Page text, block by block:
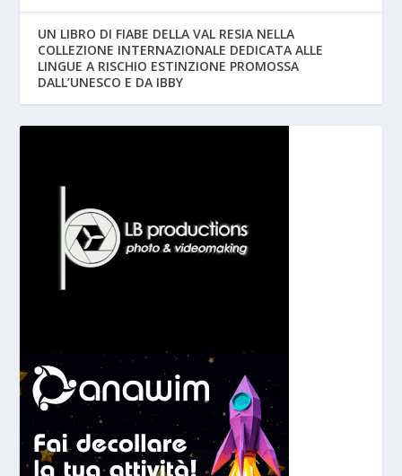
UN LIBRO DI FIABE DELLA VAL RESIA NELLA
COLLEZIONE INTERNAZIONALE DEDICATA ALLE
LINGUE A RISCHIO ESTINZIONE PROMOSSA
DALL’UNESCO E DA IBBY